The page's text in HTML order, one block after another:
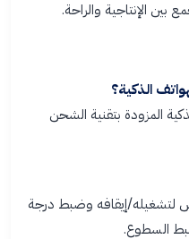
بين الإنتاجية والراحة.
الذكية؟
المزودة بتقنية الشحن
لتشغيله/إيقافه وضبط درجة
السطوع.